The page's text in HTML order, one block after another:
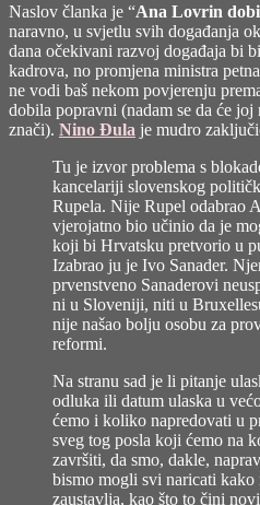
Naslov članka je “Ana Lovrin
naravno, u svjetlu svih događanja
dana očekivani razvoj događaja bi
kadrova, no promjena ministra
ne vodi baš nekom povjerenju
dobila popravni (nadam se da će
znači). Nino Đula je mudro
Tu je izvor problema s
kancelariji slovenskog
Rupela. Nije Rupel odabrao
vjerojatno bio učinio da je
koji bi Hrvatsku pretvorio u
Izabrao ju je Ivo Sanader.
prvenstveno Sanaderovi
ni u Sloveniji, niti u
nije našao bolju osobu za
reformi.
Na stranu sad je li pitanje
odluka ili datum ulaska u
ćemo i koliko napredovati u
sveg tog posla koji ćemo na
završiti, da smo, dakle,
bismo mogli svi naricati kako
zaustavlja, kao što to čini